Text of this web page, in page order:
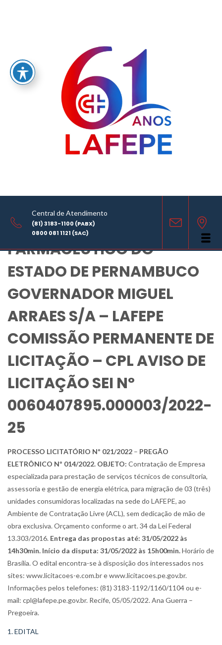
Central de Atendimento
(81) 3183-1100 (PABX)
0800 081 1121 (SAC)
Licitações
Home /Licitações
LABORATÓRIO
FARMACÊUTICO DO
ESTADO DE PERNAMBUCO
GOVERNADOR MIGUEL
ARRAES S/A – LAFEPE
COMISSÃO PERMANENTE DE
LICITAÇÃO – CPL AVISO DE
LICITAÇÃO SEI Nº
0060407895.000003/2022-
25
PROCESSO LICITATÓRIO Nº 021/2022 – PREGÃO
ELETRÔNICO Nº 014/2022. OBJETO: Contratação de Empresa
especializada para prestação de serviços técnicos de consultoria,
assessoria e gestão de energia elétrica, para migração de 03 (três)
unidades consumidoras localizadas na sede do LAFEPE, ao
Ambiente de Contratação Livre (ACL), sem dedicação de mão de
obra exclusiva. Orçamento conforme o art. 34 da Lei Federal
13.303/2016. Entrega das propostas até: 31/05/2022 às
14h30min. Início da disputa: 31/05/2022 às 15h00min.Horário de
Brasília. O edital encontra-se à disposição dos interessados nos
sites: www.licitacoes-e.com.br e www.licitacoes.pe.gov.br.
Informações pelos telefones: (81) 3183-1192/1160/1104 ou e-
mail: cpl@lafepe.pe.gov.br. Recife, 05/05/2022. Ana Guerra –
Pregoeira.
1. EDITAL